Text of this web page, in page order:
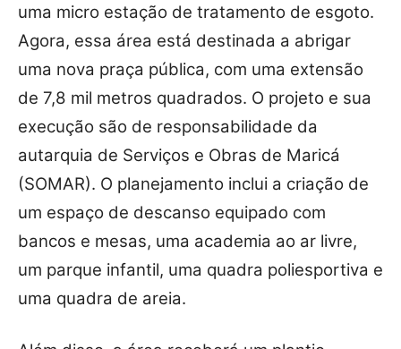
uma micro estação de tratamento de esgoto.
Agora, essa área está destinada a abrigar
uma nova praça pública, com uma extensão
de 7,8 mil metros quadrados. O projeto e sua
execução são de responsabilidade da
autarquia de Serviços e Obras de Maricá
(SOMAR). O planejamento inclui a criação de
um espaço de descanso equipado com
bancos e mesas, uma academia ao ar livre,
um parque infantil, uma quadra poliesportiva e
uma quadra de areia.